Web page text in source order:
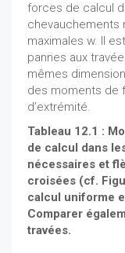
forces de calcul
chevauchements
maximales w. Il
pannes aux
mêmes
des moments de
d’extrémité.
Tableau 12.1 :
de calcul dans
nécessaires et
croisées (cf.
calcul uniforme
Comparer
travées.